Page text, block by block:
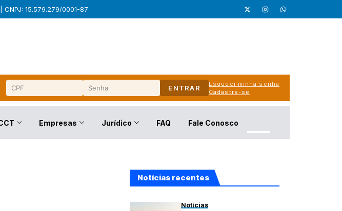
| CNPJ: 15.579.279/0001-87
ENTRAR
Esqueci minha senha
Cadastre-se
Empresas Jurídico FAQ Fale Conosco
Notícias recentes
Notícias